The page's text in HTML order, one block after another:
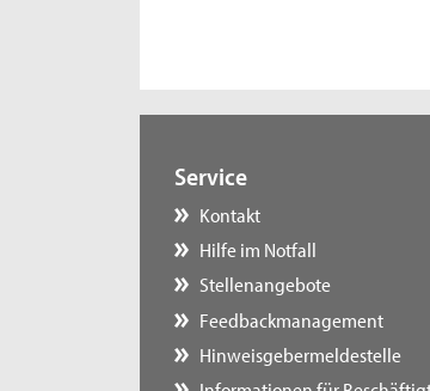
Service
Kontakt
Hilfe im Notfall
Stellenangebote
Feedbackmanagement
Hinweisgebermeldestelle